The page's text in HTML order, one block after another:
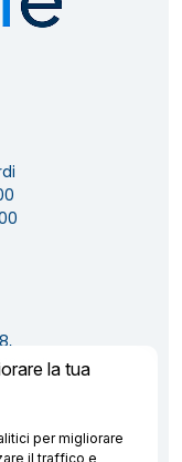
Italiala tua
per migliorare
il traffico e